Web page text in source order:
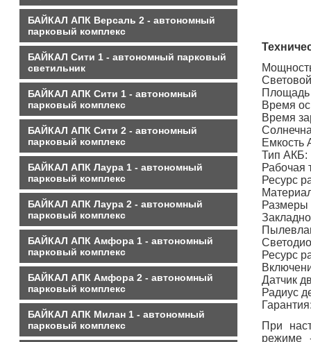
БАЙКАЛ АПК Версаль 2 - автономный
парковый комплекс
БАЙКАЛ Сити 1 - автономный парковый
светильник
БАЙКАЛ АПК Сити 1 - автономный
парковый комплекс
БАЙКАЛ АПК Сити 2 - автономный
парковый комплекс
БАЙКАЛ АПК Лаура 1 - автономный
парковый комплекс
БАЙКАЛ АПК Лаура 2 - автономный
парковый комплекс
БАЙКАЛ АПК Амфора 1 - автономный
парковый комплекс
БАЙКАЛ АПК Амфора 2 - автономный
парковый комплекс
БАЙКАЛ АПК Милан 1 - автономный
парковый комплекс
Время
Тип
Размеры
При
режиме